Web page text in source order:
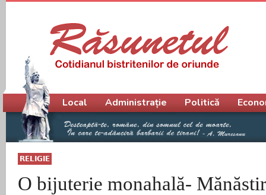
RELIGIE
O bijuterie monahală-
Meniu principal
Local Administrație Politică